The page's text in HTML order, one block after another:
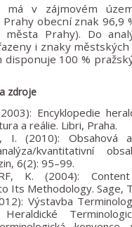
v zájmovém
obecní znak 96,9
Prahy). Do
i znaky městských
disponuje 100 %
zdroje
Encyklopedie
a reálie. Libri, Praha.
I. (2010): Obsahová
kvantitativní
6(2): 95–99.
K. (2004):
Its Methodology. Sage,
Výstavba